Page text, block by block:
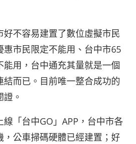
好不容易建置了數位虛擬市民
惠市民限定不能用、台中市65
能用，台中通充其量就是一個
結而已。目前唯一整合成功的
。
「台中GO」APP，台中市各
，公車掃碼硬體已經建置；好